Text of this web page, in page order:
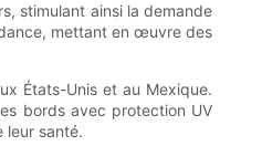
stimulant ainsi la demande
mettant en œuvre des
États-Unis et au Mexique.
bords avec protection UV
leur santé.